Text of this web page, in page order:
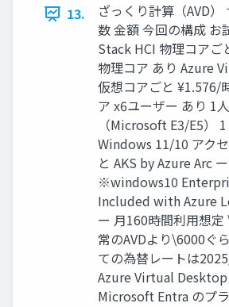
13.
ざっくり計算（AVD
数 金額 今回の構成 お
Stack HCI 物理コアご
物理コア あり Azure
仮想コアごと ¥1.576/
ア x6ユーザー あり 1
（Microsoft E3/E5）
Windows 11/10 アク
と AKS by Azure Arc
※windows10
Included with Azure
ー 月160時間利用想
常のAVDより\6000ぐ
ての為替レートは
Azure Virtual
Microsoft Entra のプ